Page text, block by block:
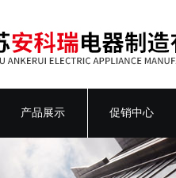
产品展示 促销中心